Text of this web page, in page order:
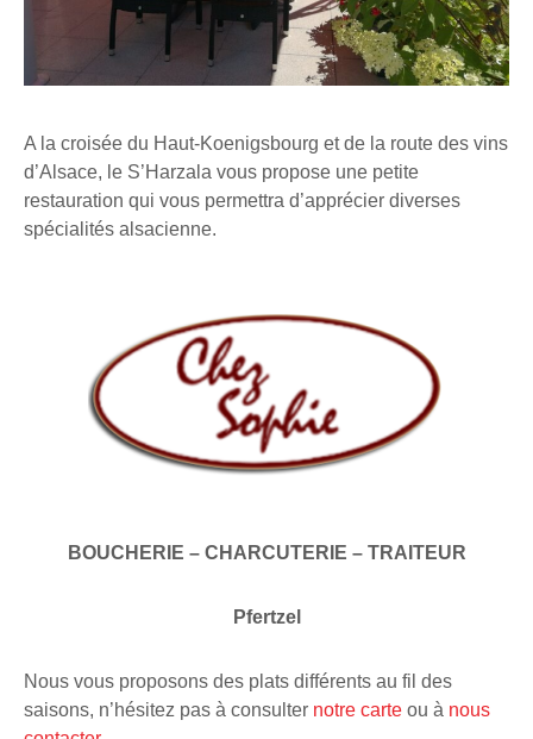
A la croisée du Haut-Koenigsbourg et de la route des vins
d’Alsace, le S’Harzala vous propose une petite
restauration qui vous permettra d’apprécier diverses
spécialités alsacienne.
BOUCHERIE – CHARCUTERIE – TRAITEUR
Pfertzel
Nous vous proposons des plats différents au fil des
saisons, n’hésitez pas à consulter notre carte ou à nous